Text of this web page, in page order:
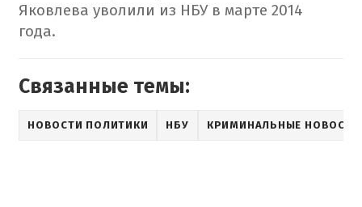
Яковлева уволили из НБУ в марте 2014
года.
Связанные темы:
НОВОСТИ ПОЛИТИКИ НБУ КРИМИНАЛЬНЫЕ НОВОСТИ